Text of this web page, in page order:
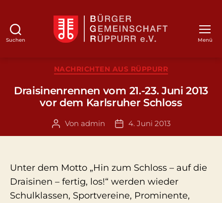
Suchen Menü
Kategorien
NACHRICHTEN AUS RÜPPURR
Draisinenrennen vom 21.-23. Juni 2013
vor dem Karlsruher Schloss
Beitragsautor
Von admin Veröffentlichungsdatum
4. Juni 2013
Unter dem Motto „Hin zum Schloss – auf die
Draisinen – fertig, los!“ werden wieder
Schulklassen, Sportvereine, Prominente,